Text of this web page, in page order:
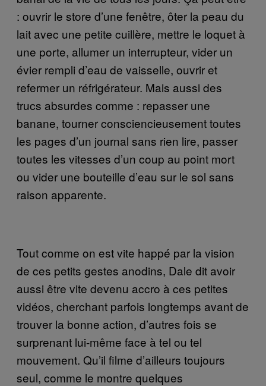
: ouvrir le store d’une fenêtre, ôter la peau du
lait avec une petite cuillère, mettre le loquet à
une porte, allumer un interrupteur, vider un
évier rempli d’eau de vaisselle, ouvrir et
refermer un réfrigérateur. Mais aussi des
trucs absurdes comme : repasser une
banane, tourner consciencieusement toutes
les pages d’un journal sans rien lire, passer
toutes les vitesses d’un coup au point mort
ou vider une bouteille d’eau sur le sol sans
raison apparente.
Tout comme on est vite happé par la vision
de ces petits gestes anodins, Dale dit avoir
aussi être vite devenu accro à ces petites
vidéos, cherchant parfois longtemps avant de
trouver la bonne action, d’autres fois se
surprenant lui-même face à tel ou tel
mouvement. Qu’il filme d’ailleurs toujours
seul, comme le montre quelques